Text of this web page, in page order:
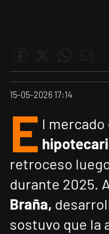
15-05-2026 17:14
E l mercado
retroceso
durante 2025.
Braña,
sostuvo que la